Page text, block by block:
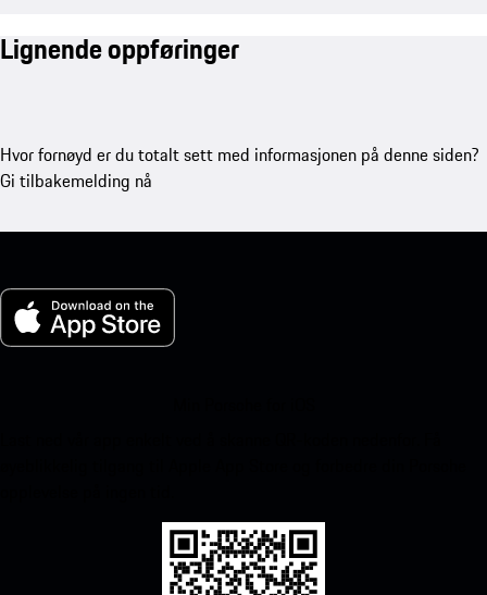
Lignende oppføringer
Hvor fornøyd er du totalt sett med informasjonen på denne siden?
Gi tilbakemelding nå